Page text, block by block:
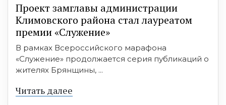
Проект замглавы администрации
Климовского района стал лауреатом
премии «Служение»
В рамках Всероссийского марафона
«Служение» продолжается серия публикаций о
жителях Брянщины, ...
Читать далее